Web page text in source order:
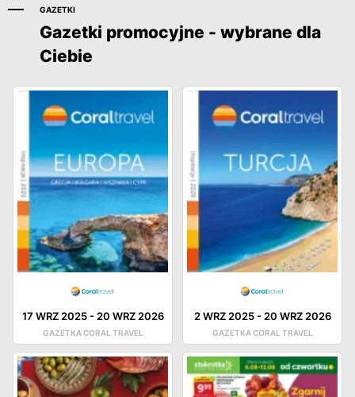
GAZETKI
Gazetki promocyjne - wybrane dla
Ciebie
17 WRZ 2025- 20 WRZ 2026
GAZETKA CORAL TRAVEL
2 WRZ 2025- 20 WRZ 2026
GAZETKA CORAL TRAVEL